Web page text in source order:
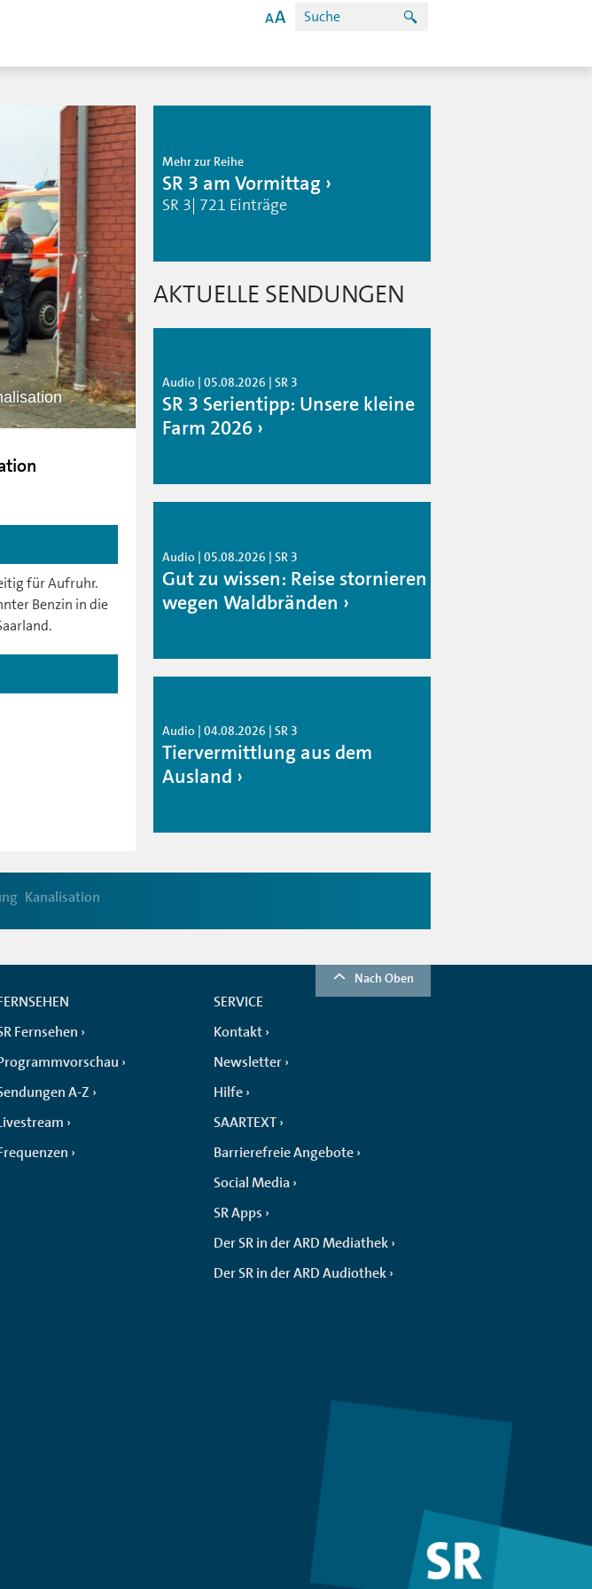
für Aufruhr.
Benzin in die
Mehr zur Reihe
SR 3 am Vormittag
SR 3| 721 Einträge
AKTUELLE SENDUNGEN
Audio | 05.08.2026 | SR 3
SR 3 Serientipp: Unsere kleine
Farm 2026
Audio | 05.08.2026 | SR 3
Gut zu wissen: Reise stornieren
wegen Waldbränden
Audio | 04.08.2026 | SR 3
Tiervermittlung aus dem
Ausland
Kanalisation
Nach Oben
Fernsehen
A-Z
SERVICE
Kontakt
Newsletter
Hilfe
SAARTEXT
Barrierefreie Angebote
Social Media
SR Apps
Der SR in der ARD Mediathek
Der SR in der ARD Audiothek